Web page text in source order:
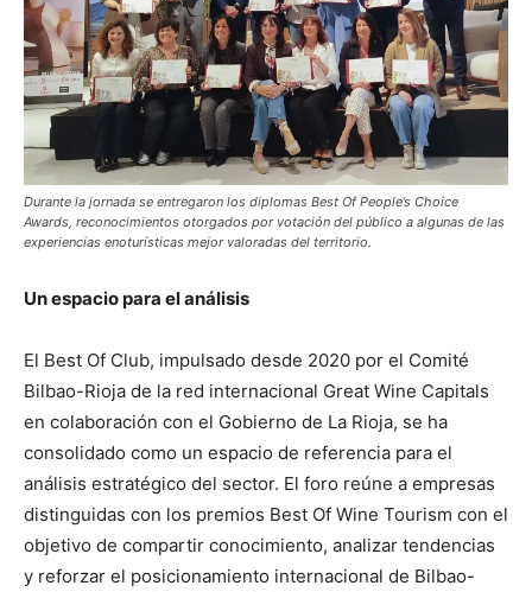
Durante la jornada se entregaron los diplomas Best Of People’s Choice
Awards, reconocimientos otorgados por votación del público a algunas de las
experiencias enoturísticas mejor valoradas del territorio.
Un espacio para el análisis
El Best Of Club, impulsado desde 2020 por el Comité
Bilbao-Rioja de la red internacional Great Wine Capitals
en colaboración con el Gobierno de La Rioja, se ha
consolidado como un espacio de referencia para el
análisis estratégico del sector. El foro reúne a empresas
distinguidas con los premios Best Of Wine Tourism con el
objetivo de compartir conocimiento, analizar tendencias
y reforzar el posicionamiento internacional de Bilbao-